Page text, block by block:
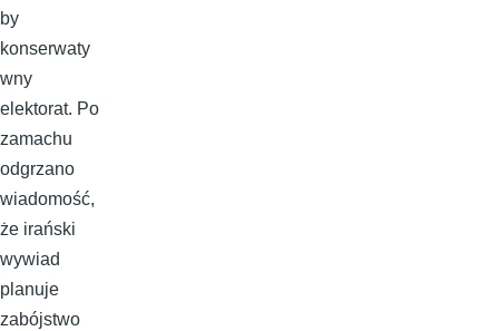
by
konserwaty
wny
elektorat. Po
zamachu
odgrzano
wiadomość,
że irański
wywiad
planuje
zabójstwo